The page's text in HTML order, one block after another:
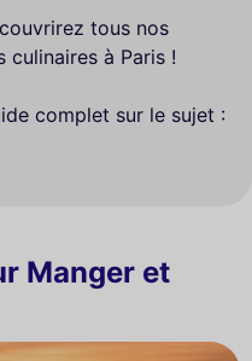
tous nos
à Paris !
complet sur le sujet :
Manger et